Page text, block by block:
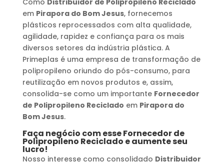
Como Distribuidor de Polipropileno Reciclado
em Pirapora do Bom Jesus, fornecemos
plásticos reprocessados com alta qualidade,
agilidade, rapidez e confiança para os mais
diversos setores da indústria plástica. A
Primeplas é uma empresa de transformação de
polipropileno oriundo do pós-consumo, para
reutilização em novos produtos e, assim,
consolida-se como um importante Fornecedor
de Polipropileno Reciclado em Pirapora do
Bom Jesus.
Faça negócio com esseFornecedor de
Polipropileno Reciclado e aumente seu
lucro!
Nosso interesse como consolidado Distribuidor